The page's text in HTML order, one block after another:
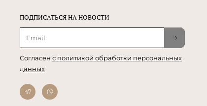
ПОДПИСАТЬСЯ НА НОВОСТИ
Согласен с политикой обработки персональных
данных